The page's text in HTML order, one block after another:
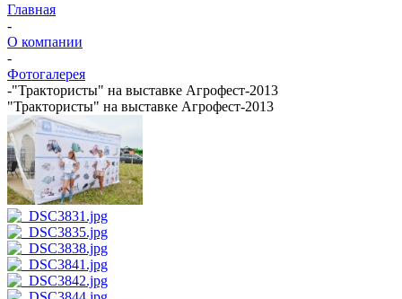
Главная
-
О компании
-
Фотогалерея
-"Трактористы" на выставке Агрофест-2013
"Трактористы" на выставке Агрофест-2013